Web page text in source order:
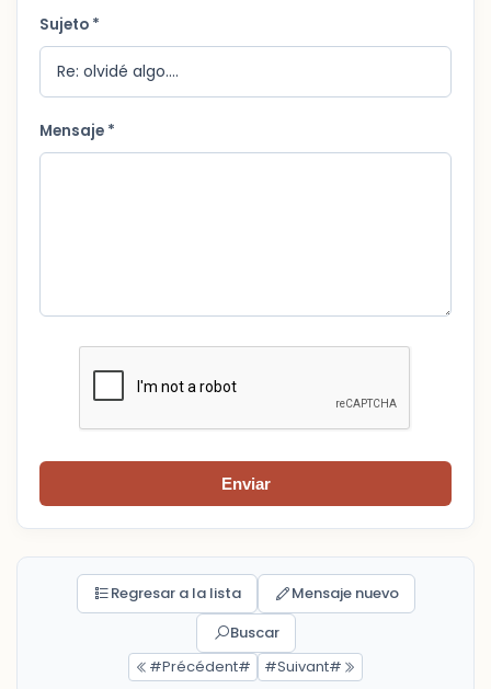
Sujeto *
Mensaje *
Enviar
Regresar a la lista
Mensaje nuevo
Buscar
#Précédent#
#Suivant#